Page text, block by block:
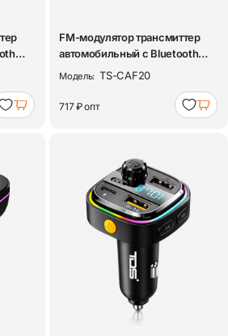
FM-модулятор трансмиттер
автомобильный с Bluetooth
TDS TS-CA...
Модель: TS-CAF20
717 ₽опт